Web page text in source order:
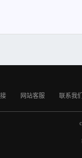
网站客服 联系我们